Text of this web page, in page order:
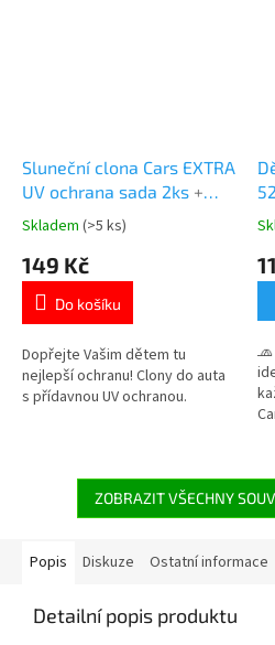
Sluneční clona Cars EXTRA
UV ochrana sada 2ks +
taštička na clony zdarma
Průměrné
produktu
5,0
5
hvězdiček.
Skladem (>5 ks)
149 Kč
Do košíku
Dopřejte Vašim dětem tu
nejlepší ochranu! Clony do auta
s přídavnou UV ochranou.
52
5
ZOBRAZIT VŠECHNY
Popis Diskuze Ostatní informace
Detailní popis produktu